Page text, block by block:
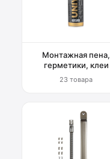
Монтажная пена,
герметики, клеи
23 товара